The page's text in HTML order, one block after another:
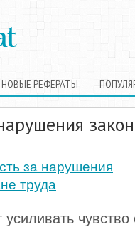
НОВЫЕ РЕФЕРАТЫ
за нарушения
труда
чувство